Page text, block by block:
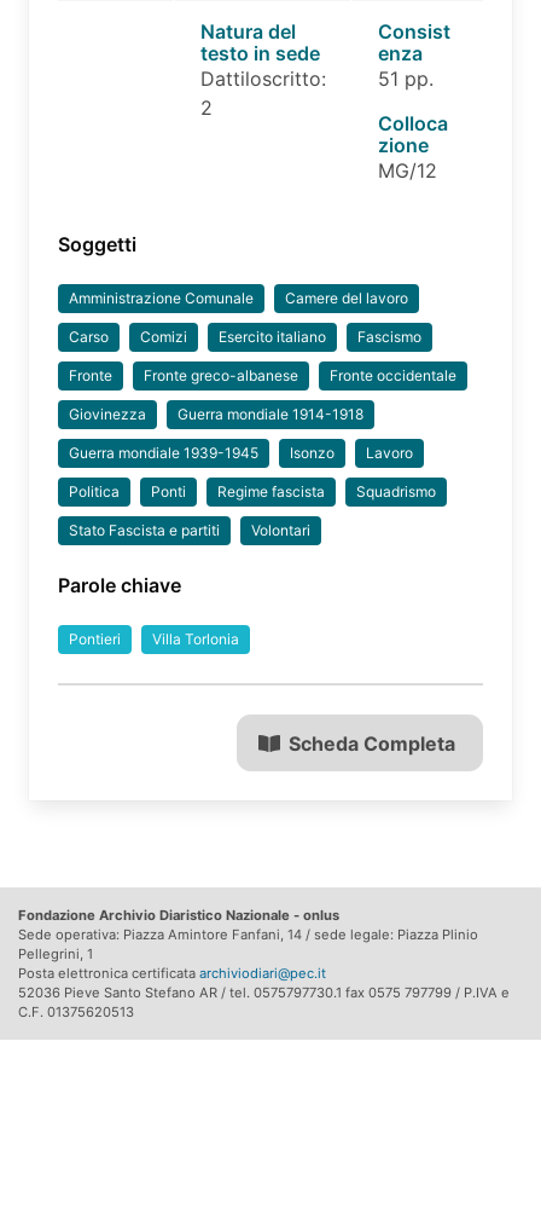
Natura del
testo in sede
Dattiloscritto:
2
Consist
enza
51 pp.
Colloca
zione
MG/12
Soggetti
Amministrazione Comunale Camere del lavoro
Carso Comizi Esercito italiano Fascismo
Fronte Fronte greco-albanese Fronte occidentale
Giovinezza Guerra mondiale 1914-1918
Guerra mondiale 1939-1945 Isonzo Lavoro
Politica Ponti Regime fascista Squadrismo
Stato Fascista e partiti Volontari
Parole chiave
Pontieri Villa Torlonia
Scheda Completa
Fondazione Archivio Diaristico Nazionale - onlus
Sede operativa: Piazza Amintore Fanfani, 14 / sede legale: Piazza Plinio
Pellegrini, 1
Posta elettronica certificata archiviodiari@pec.it
52036 Pieve Santo Stefano AR / tel. 0575797730.1 fax 0575 797799 / P.IVA e
C.F. 01375620513